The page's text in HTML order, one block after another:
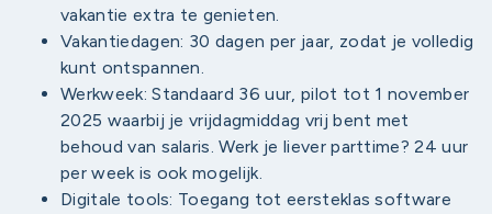
vakantie extra te genieten.
Vakantiedagen: 30 dagen per jaar, zodat je volledig
kunt ontspannen.
Werkweek: Standaard 36 uur, pilot tot 1 november
2025 waarbij je vrijdagmiddag vrij bent met
behoud van salaris. Werk je liever parttime? 24 uur
per week is ook mogelijk.
Digitale tools: Toegang tot eersteklas software